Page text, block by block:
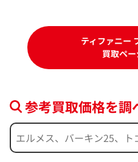
ティファニー
買取ペ
参考買取価格を調